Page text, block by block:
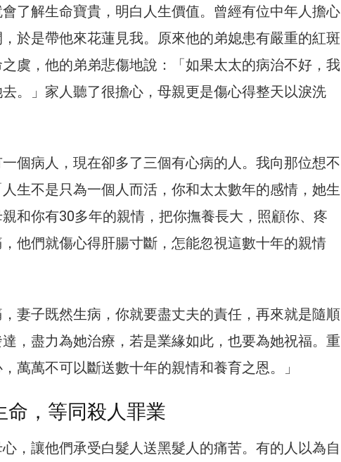
了解生命寶貴，明白人生價值。曾經有位中年人擔心
於是帶他來花蓮見我。原來他的弟媳患有嚴重的紅斑
虞，他的弟弟悲傷地說：「如果太太的病治不好，我
。」家人聽了很擔心，母親更是傷心得整天以淚洗
個病人，現在卻多了三個有心病的人。我向那位想不
生不是只為一個人而活，你和太太數年的感情，她生
和你有30多年的親情，把你撫養長大，照顧你、疼
他們就傷心得肝腸寸斷，怎能忽視這數十年的親情
，妻子既然生病，你就要盡丈夫的責任，再來就是隨順
，盡力為她治療，若是業緣如此，也要為她祝福。重
萬萬不可以斷送數十年的親情和養育之恩。」
命，等同殺人罪業
，讓他們承受白髮人送黑髮人的痛苦。有的人以為自